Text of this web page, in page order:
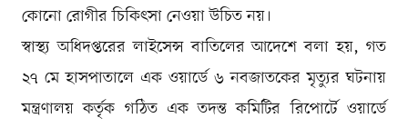
কোনো রোগীর চিকিৎসা নেওয়া উচিত নয়।
স্বাস্থ্য অধিদপ্তরের লাইসেন্স বাতিলের আদেশে বলা হয়, গত
২৭ মে হাসপাতালে এক ওয়ার্ডে ৬ নবজাতকের মৃত্যুর ঘটনায়
মন্ত্রণালয় কর্তৃক গঠিত এক তদন্ত কমিটির রিপোর্টে ওয়ার্ডে